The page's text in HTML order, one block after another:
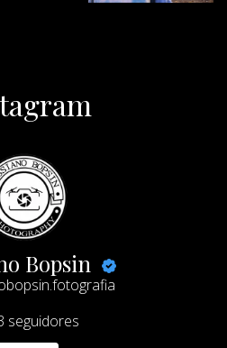
Bopsin
seguidores